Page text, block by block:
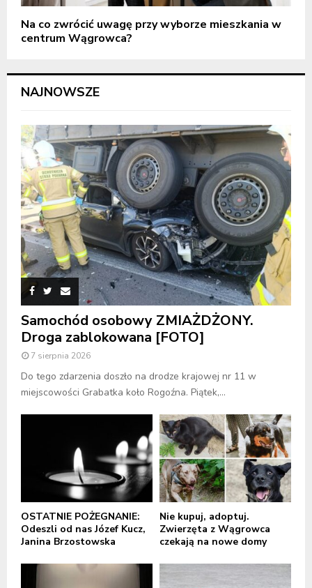
Na co zwrócić uwagę przy wyborze mieszkania w
centrum Wągrowca?
NAJNOWSZE
Samochód osobowy ZMIAŻDŻONY.
Droga zablokowana [FOTO]
7 sierpnia 2026
Do tego zdarzenia doszło na drodze krajowej nr 11 w
miejscowości Grabatka koło Rogoźna. Piątek,...
OSTATNIE POŻEGNANIE:
Odeszli od nas Józef Kucz,
Janina Brzostowska
Nie kupuj, adoptuj.
Zwierzęta z Wągrowca
czekają na nowe domy